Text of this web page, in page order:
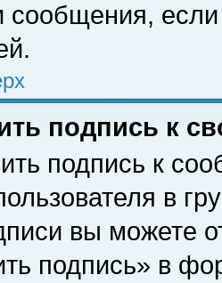
сообщения,
подпись к
подпись к
в
вы можете
подпись» в